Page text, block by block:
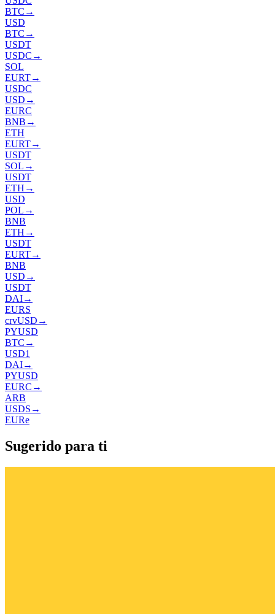
BTC →
USD
BTC →
USDT
USDC →
SOL
EURT→
USDC
USD →
EURC
BNB →
ETH
EURT→
USDT
SOL →
USDT
ETH →
USD
POL →
BNB
ETH →
USDT
EURT→
BNB
USD →
USDT
DAI→
EURS
crvUSD →
PYUSD
BTC →
USD1
DAI→
PYUSD
EURC →
ARB
USDS →
EURe
Sugerido para ti